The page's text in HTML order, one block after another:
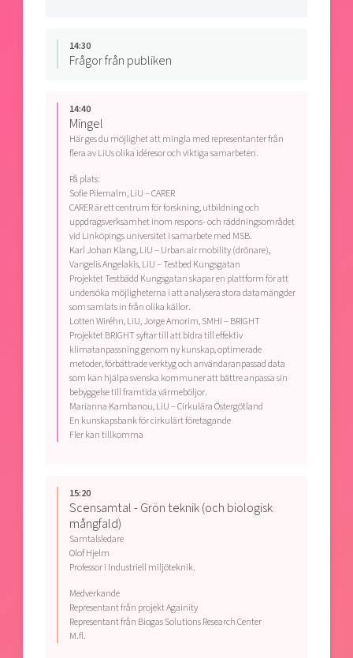
14:30
Frågor från publiken
14:40
Mingel
Här ges du möjlighet att mingla med representanter från
flera av LiUs olika idéresor och viktiga samarbeten.
På plats:
Sofie Pilemalm, LiU – CARER
CARER är ett centrum för forskning, utbildning och
uppdragsverksamhet inom respons- och räddningsområdet
vid Linköpings universitet i samarbete med MSB.
Karl Johan Klang, LiU – Urban air mobility (drönare),
Vangelis Angelakis, LiU – Testbed Kungsgatan
Projektet Testbädd Kungsgatan skapar en plattform för att
undersöka möjligheterna i att analysera stora datamängder
som samlats in från olika källor.
Lotten Wiréhn, LiU, Jorge Amorim, SMHI – BRIGHT
Projektet BRIGHT syftar till att bidra till effektiv
klimatanpassning genom ny kunskap, optimerade
metoder, förbättrade verktyg och användaranpassad data
som kan hjälpa svenska kommuner att bättre anpassa sin
bebyggelse till framtida värmeböljor.
Marianna Kambanou, LiU – Cirkulära Östergötland
En kunskapsbank för cirkulärt företagande
Fler kan tillkomma
15:20
Scensamtal - Grön teknik (och biologisk
mångfald)
Samtalsledare
Olof Hjelm
Professor i Industriell miljöteknik.
Medverkande
Representant från projekt Againity
Representant från Biogas Solutions Research Center
M.fl.